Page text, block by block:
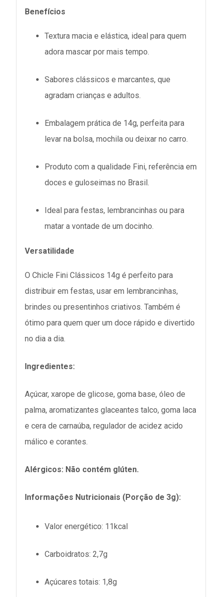
Benefícios
Textura macia e elástica, ideal para quem
adora mascar por mais tempo.
Sabores clássicos e marcantes, que
agradam crianças e adultos.
Embalagem prática de 14g, perfeita para
levar na bolsa, mochila ou deixar no carro.
Produto com a qualidade Fini, referência em
doces e guloseimas no Brasil.
Ideal para festas, lembrancinhas ou para
matar a vontade de um docinho.
Versatilidade
O Chicle Fini Clássicos 14g é perfeito para
distribuir em festas, usar em lembrancinhas,
brindes ou presentinhos criativos. Também é
ótimo para quem quer um doce rápido e divertido
no dia a dia.
Ingredientes:
Açúcar, xarope de glicose, goma base, óleo de
palma, aromatizantes glaceantes talco, goma laca
e cera de carnaúba, regulador de acidez acido
málico e corantes.
Alérgicos: Não contém glúten.
Informações Nutricionais (Porção de 3g):
Valor energético: 11kcal
Carboidratos: 2,7g
Açúcares totais: 1,8g